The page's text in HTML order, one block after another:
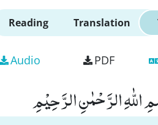
Reading Translation
Audio PDF
اللّٰهِ الرَّحْمٰنِ الرَّحِیْمِ